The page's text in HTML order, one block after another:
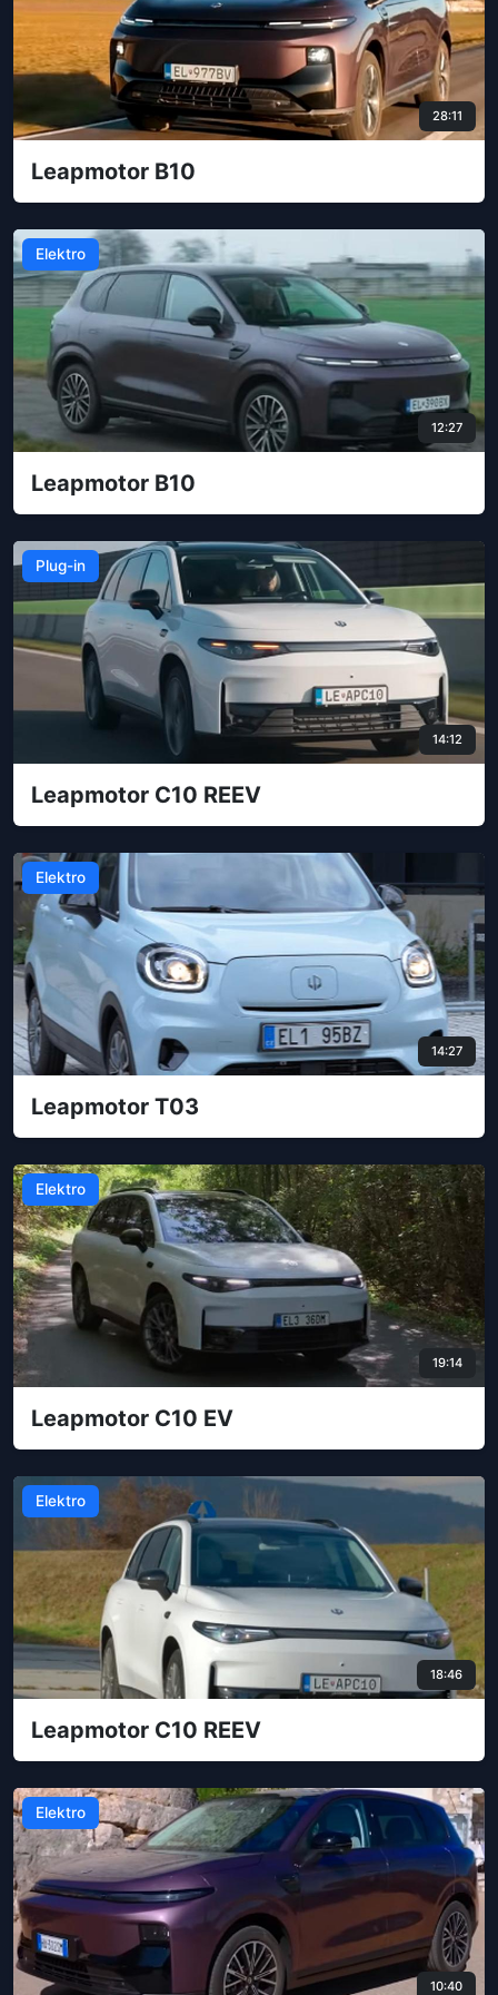
28:11
Leapmotor B10
Elektro
12:27
Leapmotor B10
Plug-in
14:12
Leapmotor C10 REEV
Elektro
14:27
Leapmotor T03
Elektro
19:14
Leapmotor C10 EV
Elektro
18:46
Leapmotor C10 REEV
Elektro
10:40